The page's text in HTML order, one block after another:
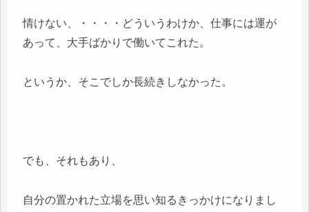
情けない、・・・・どういうわけか、仕事には運が
あって、大手ばかりで働いてこれた。
というか、そこでしか長続きしなかった。
でも、それもあり、
自分の置かれた立場を思い知るきっかけになりまし